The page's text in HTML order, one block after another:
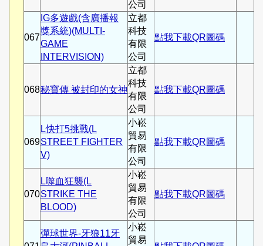
公司
067
IG多遊戲(含廣播報
獎系統)(MULTI-
GAME
INTERVISION)
立都
科技
有限
公司
點我下載QR圖碼
068秘寶傳 被封印的女神
立都
科技
有限
公司
點我下載QR圖碼
069
L快打5挑戰(L
STREET FIGHTER
V)
小崧
貿易
有限
公司
點我下載QR圖碼
070
L噬血狂襲(L
STRIKE THE
BLOOD)
小崧
貿易
有限
公司
點我下載QR圖碼
彈球世界-牙狼11牙
小崧
貿易